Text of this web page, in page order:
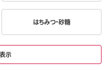
はちみつ・砂糖
示